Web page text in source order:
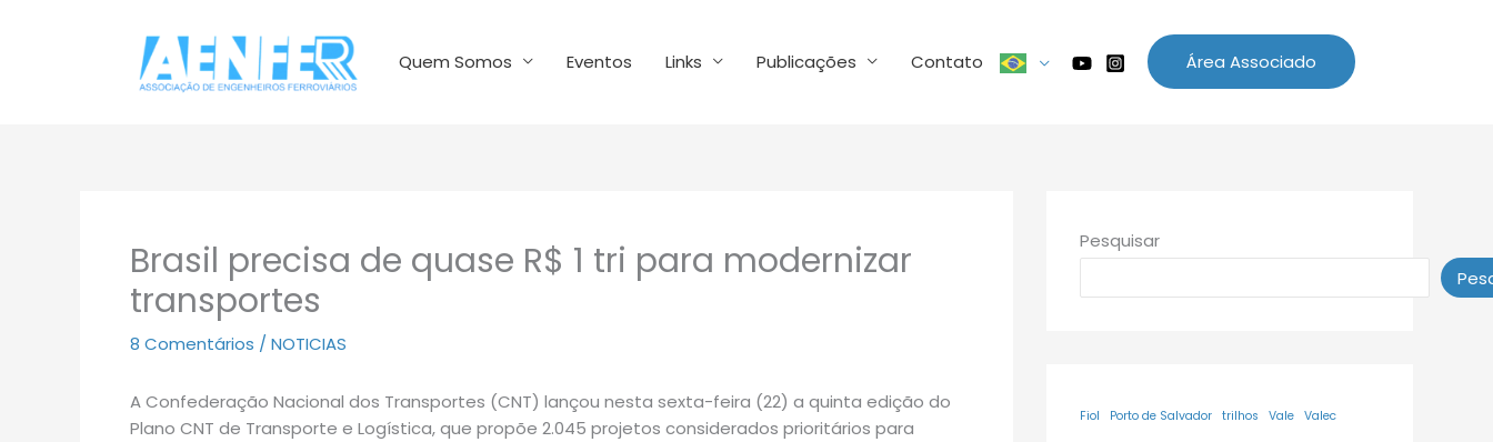
Quem Somos Eventos Links Publicações Contato Área Associado
Brasil precisa de quase R$ 1 tri para modernizar
transportes
8 Comentários / NOTICIAS
A Confederação Nacional dos Transportes (CNT) lançou nesta sexta-feira (22) a quinta edição do
Plano CNT de Transporte e Logística, que propõe 2.045 projetos considerados prioritários para
Pesquisar
Fiol Porto de Salvador trilhos Vale Valec